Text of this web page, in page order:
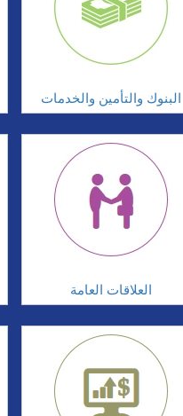
البنوك والتأمين والخدمات
العلاقات العامة